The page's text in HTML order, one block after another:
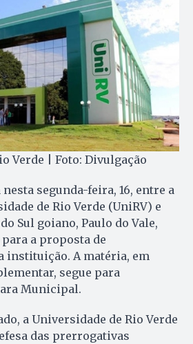
Verde | Foto: Divulgação
segunda-feira, 16, entre a
de Rio Verde (UniRV) e
Sul goiano, Paulo do Vale,
a proposta de
instituição. A matéria, em
segue para
Municipal.
a Universidade de Rio Verde
das prerrogativas